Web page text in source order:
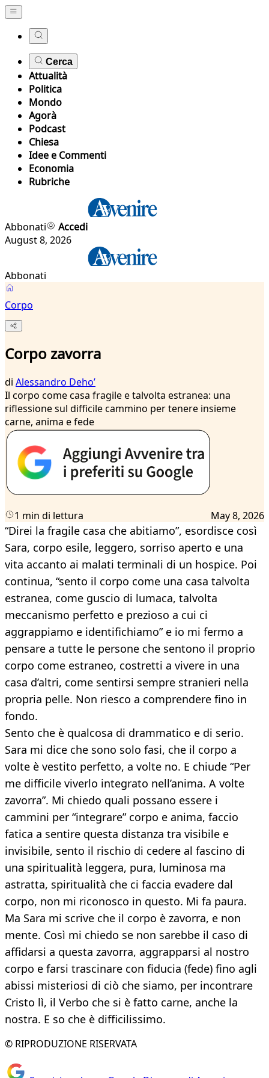
Cerca
Attualità
Politica
Mondo
Agorà
Podcast
Chiesa
Idee e Commenti
Economia
Rubriche
Abbonati
Accedi
August 8, 2026
Abbonati
Corpo
Corpo zavorra
di Alessandro Dehoʼ
Il corpo come casa fragile e talvolta estranea: una
riflessione sul difficile cammino per tenere insieme
carne, anima e fede
1 min di lettura May 8, 2026
“Direi la fragile casa che abitiamo”, esordisce così
Sara, corpo esile, leggero, sorriso aperto e una
vita accanto ai malati terminali di un hospice. Poi
continua, “sento il corpo come una casa talvolta
estranea, come guscio di lumaca, talvolta
meccanismo perfetto e prezioso a cui ci
aggrappiamo e identifichiamo” e io mi fermo a
pensare a tutte le persone che sentono il proprio
corpo come estraneo, costretti a vivere in una
casa d’altri, come sentirsi sempre stranieri nella
propria pelle. Non riesco a comprendere fino in
fondo.
Sento che è qualcosa di drammatico e di serio.
Sara mi dice che sono solo fasi, che il corpo a
volte è vestito perfetto, a volte no. E chiude “Per
me difficile viverlo integrato nell’anima. A volte
zavorra”. Mi chiedo quali possano essere i
cammini per “integrare” corpo e anima, faccio
fatica a sentire questa distanza tra visibile e
invisibile, sento il rischio di cedere al fascino di
una spiritualità leggera, pura, luminosa ma
astratta, spiritualità che ci faccia evadere dal
corpo, non mi riconosco in questo. Mi fa paura.
Ma Sara mi scrive che il corpo è zavorra, e non
mente. Così mi chiedo se non sarebbe il caso di
affidarsi a questa zavorra, aggrapparsi al nostro
corpo e farsi trascinare con fiducia (fede) fino agli
abissi misteriosi di ciò che siamo, per incontrare
Cristo lì, il Verbo che si è fatto carne, anche la
nostra. E so che è difficilissimo.
© RIPRODUZIONE RISERVATA